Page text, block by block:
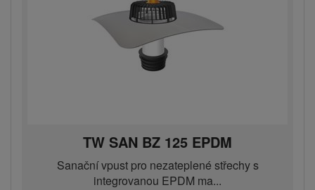
TW SAN BZ 125 EPDM
Sanační vpust pro nezateplené střechy s
integrovanou EPDM ma...